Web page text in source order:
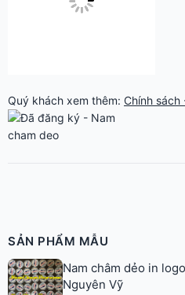
SẢN PHẨM MẪU
Logo nam châm dẻo